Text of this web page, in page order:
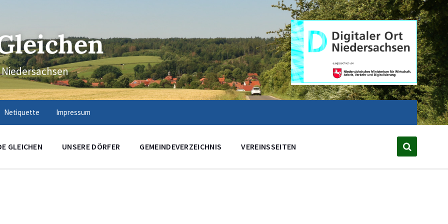
Netiquette Impressum
GLEICHEN UNSERE DÖRFER GEMEINDEVERZEICHNIS VEREINSSEITEN